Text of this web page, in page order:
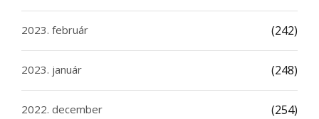
2023. február (242)
2023. január (248)
2022. december (254)